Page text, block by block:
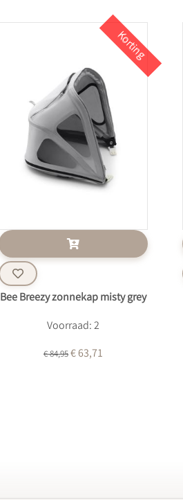
Korting
Bee Breezy zonnekap misty grey
Voorraad: 2
€ 84,95€ 63,71